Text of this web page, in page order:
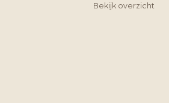
Bekijk overzicht